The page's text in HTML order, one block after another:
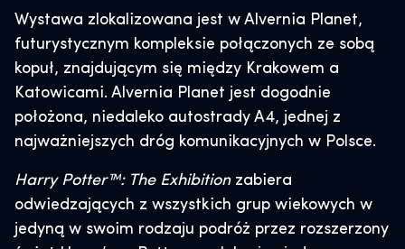
Wystawa zlokalizowana jest w Alvernia Planet,
futurystycznym kompleksie połączonych ze sobą
kopuł, znajdującym się między Krakowem a
Katowicami. Alvernia Planet jest dogodnie
położona, niedaleko autostrady A4, jednej z
najważniejszych dróg komunikacyjnych w Polsce.
Harry Potter™: The Exhibitionzabiera
odwiedzających z wszystkich grup wiekowych w
jedyną w swoim rodzaju podróż przez rozszerzony